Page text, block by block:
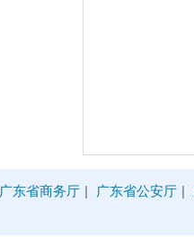
广东省商务厅 | 广东省公安厅 |